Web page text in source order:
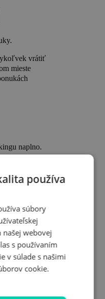
vrátiť
mieste
naplno.
Zabudli ste heslo?
používa
súbory
našej webovej
s používaním
v súlade s našimi
cookie.